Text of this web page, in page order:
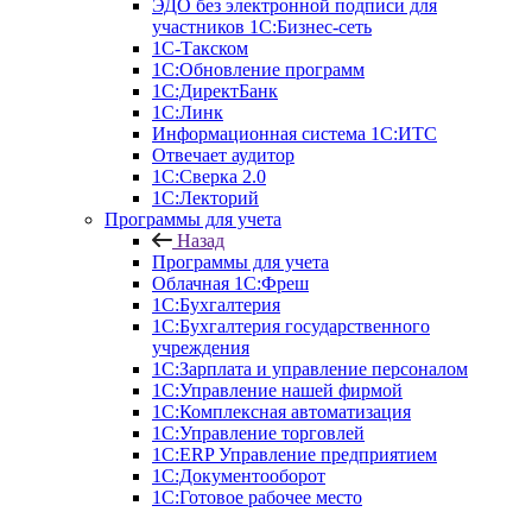
ЭДО без электронной подписи для
участников 1С:Бизнес-сеть
1С-Такском
1С:Обновление программ
1С:ДиректБанк
1С:Линк
Информационная система 1С:ИТС
Отвечает аудитор
1С:Сверка 2.0
1С:Лекторий
Программы для учета
Назад
Программы для учета
Облачная 1С:Фреш
1С:Бухгалтерия
1С:Бухгалтерия государственного
учреждения
1С:Зарплата и управление персоналом
1С:Управление нашей фирмой
1С:Комплексная автоматизация
1С:Управление торговлей
1С:ERP Управление предприятием
1С:Документооборот
1C:Готовое рабочее место